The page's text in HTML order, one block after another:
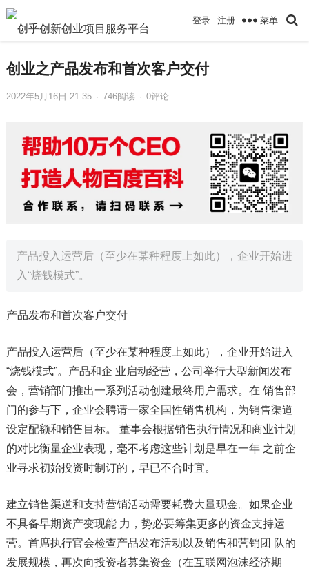
登录 注册 菜单
创业之产品发布和首次客户交付
2022年5月16日 21:35 · 746阅读 · 0评论
产品投入运营后（至少在某种程度上如此），企业开始进
入“烧钱模式”。
产品发布和首次客户交付
产品投入运营后（至少在某种程度上如此），企业开始进入
“烧钱模式”。产品和企 业启动经营，公司举行大型新闻发布
会，营销部门推出一系列活动创建最终用户需求。在 销售部
门的参与下，企业会聘请一家全国性销售机构，为销售渠道
设定配额和销售目标。 董事会根据销售执行情况和商业计划
的对比衡量企业表现，毫不考虑这些计划是早在一年 之前企
业寻求初始投资时制订的，早已不合时宜。
建立销售渠道和支持营销活动需要耗费大量现金。如果企业
不具备早期资产变现能 力，势必要筹集更多的资金支持运
营。首席执行官会检查产品发布活动以及销售和营销团 队的
发展规模，再次向投资者募集资金（在互联网泡沫经济期